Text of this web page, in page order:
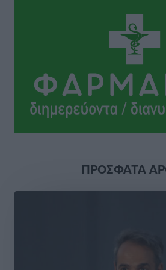
ξανασχεδιάζει τον επενδυτικό
πριν 7 ώρες
Γιάννης Βασιλάκης: «Η
Υγείας πρέπει να φτάνει σε κάθε
τις δομές, δεν τις
σχολεία της ΡόδουΠΡΟΣΦΑΤΑ